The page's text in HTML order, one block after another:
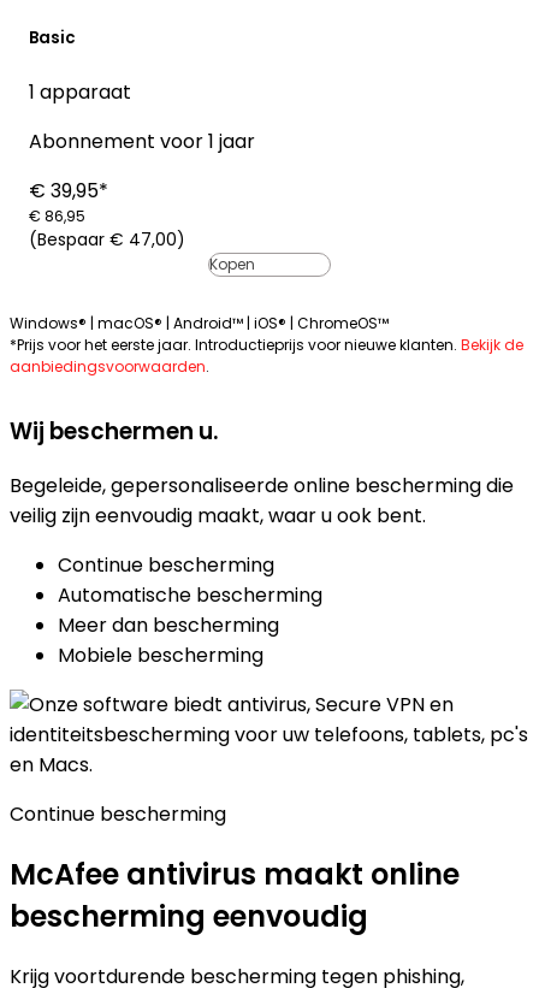
Basic
1 apparaat
Abonnement voor 1 jaar
€ 39,95*
€ 86,95
(Bespaar € 47,00)
Kopen
Windows® | macOS® | Android™ | iOS® | ChromeOS™
*Prijs voor het eerste jaar. Introductieprijs voor nieuwe klanten. Bekijk de
aanbiedingsvoorwaarden.
Wij beschermen u.
Begeleide, gepersonaliseerde online bescherming die
veilig zijn eenvoudig maakt, waar u ook bent.
Continue bescherming
Automatische bescherming
Meer dan bescherming
Mobiele bescherming
Continue bescherming
McAfee antivirus maakt online
bescherming eenvoudig
Krijg voortdurende bescherming tegen phishing,